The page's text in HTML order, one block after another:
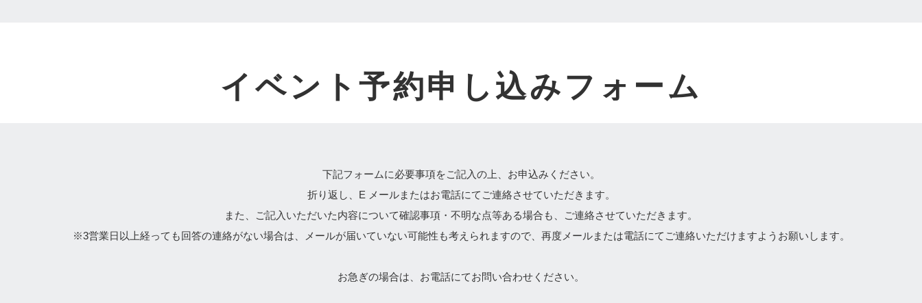
イベント予約申し込みフォーム
下記フォームに必要事項をご記入の上、お申込みください。
折り返し、E メールまたはお電話にてご連絡させていただきます。
また、ご記入いただいた内容について確認事項・不明な点等ある場合も、ご連絡させていただきます。
※3営業日以上経っても回答の連絡がない場合は、メールが届いていない可能性も考えられますので、再度メールまたは電話にてご連絡いただけますようお願いします。
お急ぎの場合は、お電話にてお問い合わせください。